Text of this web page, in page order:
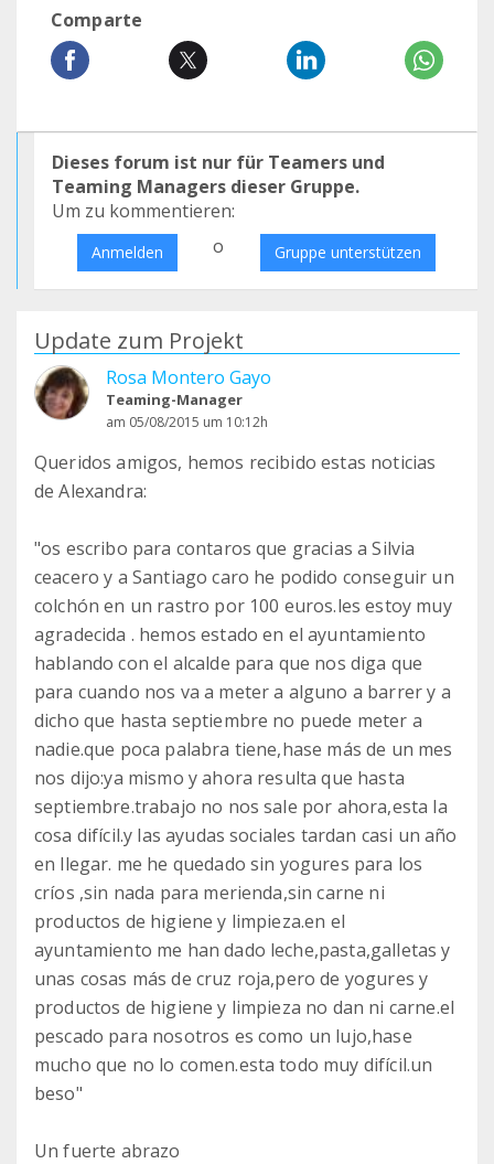
Comparte
Dieses forum ist nur für Teamers und
Teaming Managers dieser Gruppe.
Um zu kommentieren:
Anmelden o Gruppe unterstützen
Update zum Projekt
Rosa Montero Gayo
Teaming-Manager
am 05/08/2015 um 10:12h
Queridos amigos, hemos recibido estas noticias
de Alexandra:
"os escribo para contaros que gracias a Silvia
ceacero y a Santiago caro he podido conseguir un
colchón en un rastro por 100 euros.les estoy muy
agradecida . hemos estado en el ayuntamiento
hablando con el alcalde para que nos diga que
para cuando nos va a meter a alguno a barrer y a
dicho que hasta septiembre no puede meter a
nadie.que poca palabra tiene,hase más de un mes
nos dijo:ya mismo y ahora resulta que hasta
septiembre.trabajo no nos sale por ahora,esta la
cosa difícil.y las ayudas sociales tardan casi un año
en llegar. me he quedado sin yogures para los
críos ,sin nada para merienda,sin carne ni
productos de higiene y limpieza.en el
ayuntamiento me han dado leche,pasta,galletas y
unas cosas más de cruz roja,pero de yogures y
productos de higiene y limpieza no dan ni carne.el
pescado para nosotros es como un lujo,hase
mucho que no lo comen.esta todo muy difícil.un
beso"
Un fuerte abrazo